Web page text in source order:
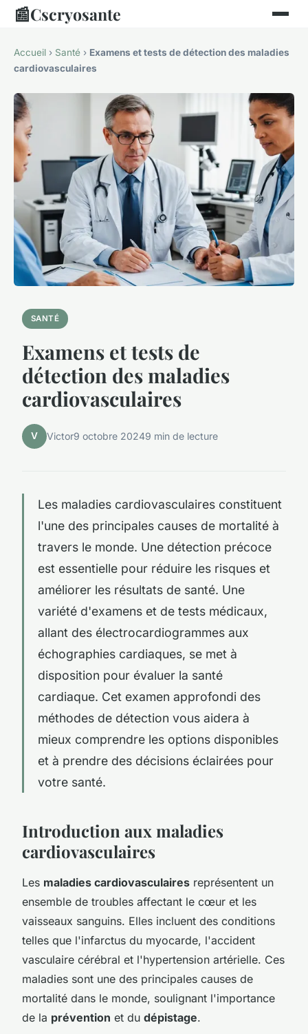
📰Cscryosante
Accueil › Santé › Examens et tests de détection des maladies
cardiovasculaires
SANTÉ
Examens et tests de
détection des maladies
cardiovasculaires
V Victor9 octobre 20249 min de lecture
Les maladies cardiovasculaires constituent
l'une des principales causes de mortalité à
travers le monde. Une détection précoce
est essentielle pour réduire les risques et
améliorer les résultats de santé. Une
variété d'examens et de tests médicaux,
allant des électrocardiogrammes aux
échographies cardiaques, se met à
disposition pour évaluer la santé
cardiaque. Cet examen approfondi des
méthodes de détection vous aidera à
mieux comprendre les options disponibles
et à prendre des décisions éclairées pour
votre santé.
Introduction aux maladies
cardiovasculaires
Les maladies cardiovasculaires représentent un
ensemble de troubles affectant le cœur et les
vaisseaux sanguins. Elles incluent des conditions
telles que l'infarctus du myocarde, l'accident
vasculaire cérébral et l'hypertension artérielle. Ces
maladies sont une des principales causes de
mortalité dans le monde, soulignant l'importance
de la prévention et du dépistage.